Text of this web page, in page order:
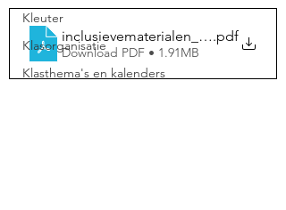
Kleuter
Klasorganisatie
Klasthema's en kalenders
.pdf
Download PDF • 1.91MB